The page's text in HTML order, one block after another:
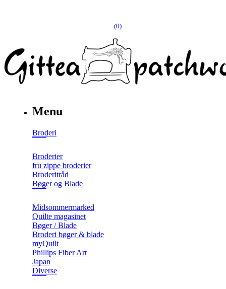
(0)
Menu
Broderi
Broderier
fru zippe broderier
Broderitråd
Bøger og Blade
Midsommermarked
Quilte magasinet
Bøger / Blade
Broderi bøger & blade
myQuilt
Phillips Fiber Art
Japan
Diverse